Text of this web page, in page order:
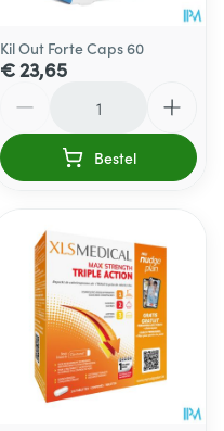
Kil Out Forte Caps 60
€ 23,65
Bestel